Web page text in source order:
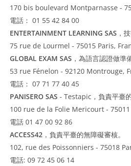
170 bis boulevard Montparnasse -
電話： 01 55 42 84 00
ENTERTAINMENT LEARNING SAS ，
75 rue de Lourmel - 75015 Paris,
GLOBAL EXAM SAS ，為語言認證做準
53 rue Fénelon - 92120 Montrouge,
電話： 07 71 77 40 45
PANISERO SAS - Testapic，負責平臺
100 rue de la Folie Mericourt -
電話 01 47 00 92 86
ACCESS42 ，負責平臺的無障礙審核。
102, rue des Poissonniers - 75018
電話: 09 72 45 06 14